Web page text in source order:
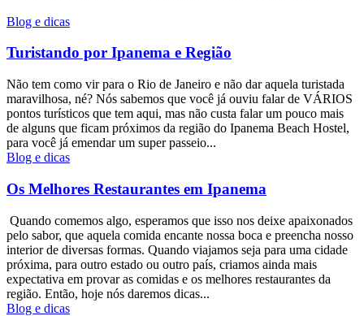
Blog e dicas
Turistando por Ipanema e Região
Não tem como vir para o Rio de Janeiro e não dar aquela turistada
maravilhosa, né? Nós sabemos que você já ouviu falar de VÁRIOS
pontos turísticos que tem aqui, mas não custa falar um pouco mais
de alguns que ficam próximos da região do Ipanema Beach Hostel,
para você já emendar um super passeio...
Blog e dicas
Os Melhores Restaurantes em Ipanema
Quando comemos algo, esperamos que isso nos deixe apaixonados
pelo sabor, que aquela comida encante nossa boca e preencha nosso
interior de diversas formas. Quando viajamos seja para uma cidade
próxima, para outro estado ou outro país, criamos ainda mais
expectativa em provar as comidas e os melhores restaurantes da
região. Então, hoje nós daremos dicas...
Blog e dicas